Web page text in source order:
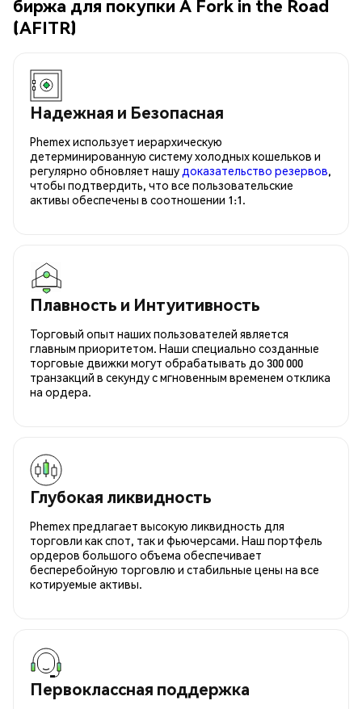
биржа для покупки A Fork in the Road
(AFITR)
Надежная и Безопасная
Phemex использует иерархическую
детерминированную систему холодных кошельков и
регулярно обновляет нашу доказательство резервов,
чтобы подтвердить, что все пользовательские
активы обеспечены в соотношении 1:1.
Плавность и Интуитивность
Торговый опыт наших пользователей является
главным приоритетом. Наши специально созданные
торговые движки могут обрабатывать до 300 000
транзакций в секунду с мгновенным временем отклика
на ордера.
Глубокая ликвидность
Phemex предлагает высокую ликвидность для
торговли как спот, так и фьючерсами. Наш портфель
ордеров большого объема обеспечивает
бесперебойную торговлю и стабильные цены на все
котируемые активы.
Первоклассная поддержка